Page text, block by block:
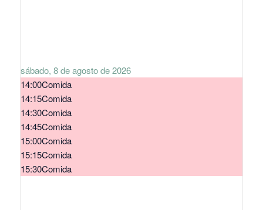
sábado, 8 de agosto de 2026
14:00Comida
14:15Comida
14:30Comida
14:45Comida
15:00Comida
15:15Comida
15:30Comida